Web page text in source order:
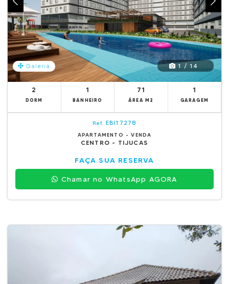
Galeria 1 / 14
2
DORM
1
BANHEIRO
71
ÁREA M2
1
GARAGEM
Ref. EBI17278
APARTAMENTO - VENDA
CENTRO - TIJUCAS
FAÇA SUA RESERVA
Chamar no WhatsApp AGORA